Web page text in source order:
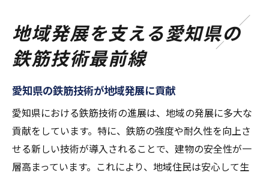
地域発展を支える愛知県の
鉄筋技術最前線
愛知県の鉄筋技術が地域発展に貢献
愛知県における鉄筋技術の進展は、地域の発展に多大な
貢献をしています。特に、鉄筋の強度や耐久性を向上さ
せる新しい技術が導入されることで、建物の安全性が一
層高まっています。これにより、地域住民は安心して生